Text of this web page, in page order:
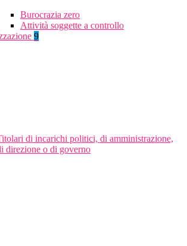
Burocrazia zero
Attività soggette a controllo
9
di incarichi politici, di amministrazione,
direzione o di governo